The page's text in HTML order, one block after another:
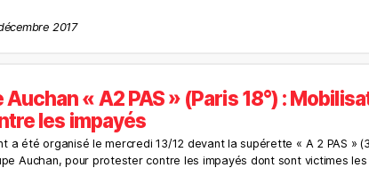
2017
« A2 PAS » (Paris 18°) :
les impayés
a été organisé le mercredi 13/12 devant la supérette « A 2 PAS »
Auchan, pour protester contre les impayés dont sont victimes